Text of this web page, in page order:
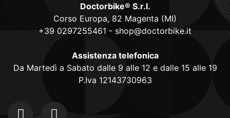
Doctorbike® S.r.l.
Corso Europa, 82 Magenta (MI)
+39 0297255461 - shop@doctorbike.it
Assistenza telefonica
Da Martedì a Sabato dalle 9 alle 12 e dalle 15 alle 19
P.Iva 12143730963